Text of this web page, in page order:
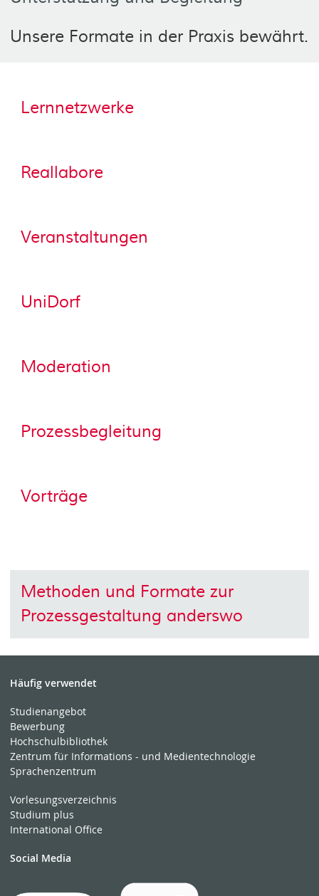
Unsere Formate in der Praxis bewährt.
Lernnetzwerke
Reallabore
Veranstaltungen
UniDorf
Moderation
Prozessbegleitung
Vorträge
Methoden und Formate zur
Prozessgestaltung anderswo
Häufig verwendet
Studienangebot
Bewerbung
Hochschulbibliothek
Zentrum für Informations - und Medientechnologie
Sprachenzentrum
Vorlesungsverzeichnis
Studium plus
International Office
Social Media